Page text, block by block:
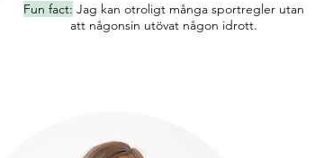
Fun fact: Jag kan otroligt många sportregler utan
att någonsin utövat någon idrott.